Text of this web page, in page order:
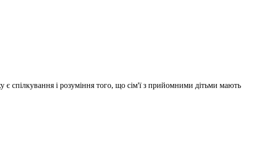
і розуміння того, що сім'ї з прийомними дітьми мають